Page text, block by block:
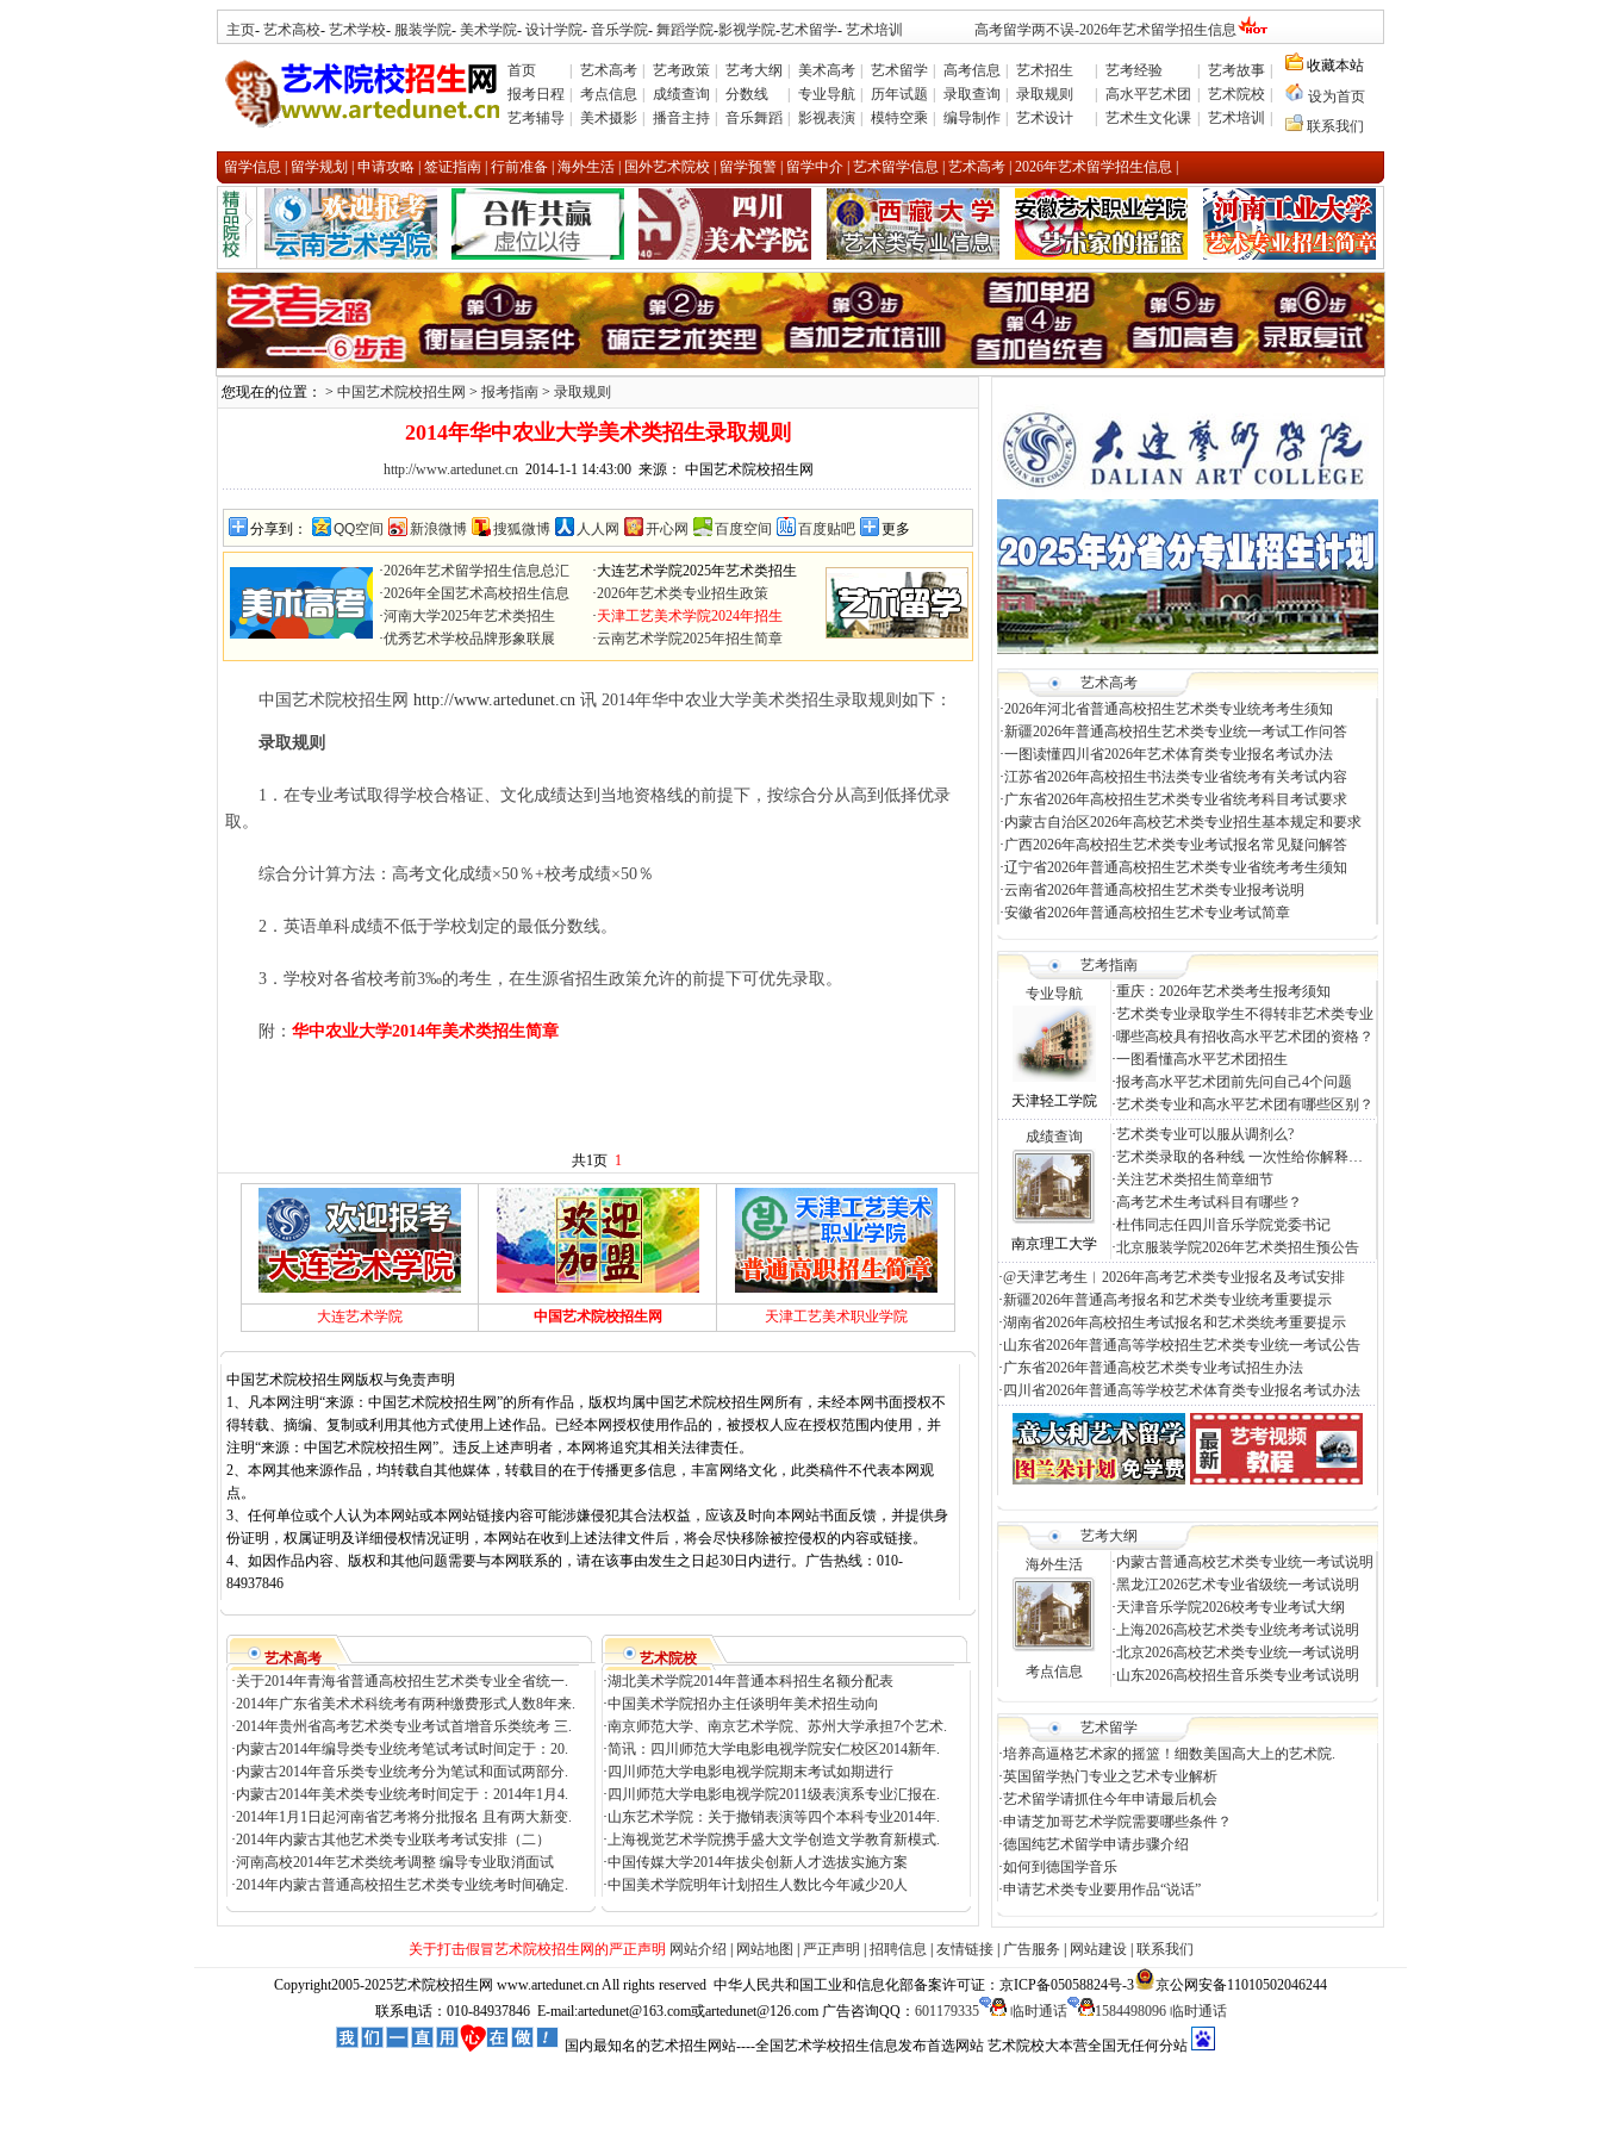
主页- 艺术高校- 艺术学校- 服装学院- 美术学院- 设计学院- 音乐学院- 舞蹈学院-影视学院-艺术留学- 艺术培训 高考留学两不误-2026年艺术留学招生信息
首页 艺术高考 艺考政策 艺考大纲 美术高考 艺术留学 高考信息 艺术招生 艺考经验 艺考故事
报考日程
考点信息 成绩查询 分数线 专业导航 历年试题 录取查询 录取规则 高水平艺术团 艺术院校
艺考辅导
美术摄影 播音主持 音乐舞蹈 影视表演 模特空乘 编导制作 艺术设计 艺术生文化课 艺术培训
收藏本站
设为首页
联系我们
留学信息 留学规划 申请攻略 签证指南 行前准备 海外生活 国外艺术院校 留学预警 留学中介 艺术留学信息 艺术高考 2026年艺术留学招生信息
您现在的位置： > 中国艺术院校招生网 > 报考指南 > 录取规则
2014年华中农业大学美术类招生录取规则
http://www.artedunet.cn2014-1-1 14:43:00 来源： 中国艺术院校招生网
分享到： QQ空间 新浪微博 搜狐微博 人人网 开心网 百度空间 百度贴吧 更多
·2026年艺术留学招生信息总汇
·2026年全国艺术高校招生信息
·河南大学2025年艺术类招生
·优秀艺术学校品牌形象联展
·大连艺术学院2025年艺术类招生
·2026年艺术类专业招生政策
·天津工艺美术学院2024年招生
·云南艺术学院2025年招生简章
中国艺术院校招生网 http://www.artedunet.cn 讯 2014年华中农业大学美术类招生录取规则如下：
录取规则
1．在专业考试取得学校合格证、文化成绩达到当地资格线的前提下，按综合分从高到低择优录
取。
综合分计算方法：高考文化成绩×50％+校考成绩×50％
2．英语单科成绩不低于学校划定的最低分数线。
3．学校对各省校考前3‰的考生，在生源省招生政策允许的前提下可优先录取。
附： 华中农业大学2014年美术类招生简章
共1页 1
大连艺术学院 中国艺术院校招生网 天津工艺美术职业学院
中国艺术院校招生网版权与免责声明
1、凡本网注明“来源：中国艺术院校招生网”的所有作品，版权均属中国艺术院校招生网所有，未经本网书面授权不
得转载、摘编、复制或利用其他方式使用上述作品。已经本网授权使用作品的，被授权人应在授权范围内使用，并
注明“来源：中国艺术院校招生网”。违反上述声明者，本网将追究其相关法律责任。
2、本网其他来源作品，均转载自其他媒体，转载目的在于传播更多信息，丰富网络文化，此类稿件不代表本网观
点。
3、任何单位或个人认为本网站或本网站链接内容可能涉嫌侵犯其合法权益，应该及时向本网站书面反馈，并提供身
份证明，权属证明及详细侵权情况证明，本网站在收到上述法律文件后，将会尽快移除被控侵权的内容或链接。
4、如因作品内容、版权和其他问题需要与本网联系的，请在该事由发生之日起30日内进行。广告热线：010-
84937846
艺术高考
·关于2014年青海省普通高校招生艺术类专业全省统一.
·2014年广东省美术术科统考有两种缴费形式人数8年来.
·2014年贵州省高考艺术类专业考试首增音乐类统考 三.
·内蒙古2014年编导类专业统考笔试考试时间定于：20.
·内蒙古2014年音乐类专业统考分为笔试和面试两部分.
·内蒙古2014年美术类专业统考时间定于：2014年1月4.
·2014年1月1日起河南省艺考将分批报名 且有两大新变.
·2014年内蒙古其他艺术类专业联考考试安排（二）
·河南高校2014年艺术类统考调整 编导专业取消面试
·2014年内蒙古普通高校招生艺术类专业统考时间确定.
艺术院校
·湖北美术学院2014年普通本科招生名额分配表
·中国美术学院招办主任谈明年美术招生动向
·南京师范大学、南京艺术学院、苏州大学承担7个艺术.
·简讯：四川师范大学电影电视学院安仁校区2014新年.
· 四川师范大学电影电视学院期末考试如期进行
· 四川师范大学电影电视学院2011级表演系专业汇报在.
·山东艺术学院：关于撤销表演等四个本科专业2014年.
·上海视觉艺术学院携手盛大文学创造文学教育新模式.
·中国传媒大学2014年拔尖创新人才选拔实施方案
·中国美术学院明年计划招生人数比今年减少20人
艺术高考
·2026年河北省普通高校招生艺术类专业统考考生须知
·新疆2026年普通高校招生艺术类专业统一考试工作问答
·一图读懂四川省2026年艺术体育类专业报名考试办法
·江苏省2026年高校招生书法类专业省统考有关考试内容
·广东省2026年高校招生艺术类专业省统考科目考试要求
·内蒙古自治区2026年高校艺术类专业招生基本规定和要求
·广西2026年高校招生艺术类专业考试报名常见疑问解答
·辽宁省2026年普通高校招生艺术类专业省统考考生须知
·云南省2026年普通高校招生艺术类专业报考说明
·安徽省2026年普通高校招生艺术专业考试简章
艺考指南
专业导航
天津轻工学院
·重庆：2026年艺术类考生报考须知
·艺术类专业录取学生不得转非艺术类专业
·哪些高校具有招收高水平艺术团的资格？
·一图看懂高水平艺术团招生
·报考高水平艺术团前先问自己4个问题
·艺术类专业和高水平艺术团有哪些区别？
成绩查询
南京理工大学
·艺术类专业可以服从调剂么?
·艺术类录取的各种线 一次性给你解释…
·关注艺术类招生简章细节
·高考艺术生考试科目有哪些？
·杜伟同志任四川音乐学院党委书记
·北京服装学院2026年艺术类招生预公告
·@天津艺考生︱2026年高考艺术类专业报名及考试安排
·新疆2026年普通高考报名和艺术类专业统考重要提示
·湖南省2026年高校招生考试报名和艺术类统考重要提示
·山东省2026年普通高等学校招生艺术类专业统一考试公告
·广东省2026年普通高校艺术类专业考试招生办法
· 四川省2026年普通高等学校艺术体育类专业报名考试办法
艺考大纲
海外生活
考点信息
·内蒙古普通高校艺术类专业统一考试说明
·黑龙江2026艺术专业省级统一考试说明
·天津音乐学院2026校考专业考试大纲
·上海2026高校艺术类专业统考考试说明
·北京2026高校艺术类专业统一考试说明
·山东2026高校招生音乐类专业考试说明
艺术留学
·培养高逼格艺术家的摇篮！细数美国高大上的艺术院.
·英国留学热门专业之艺术专业解析
·艺术留学请抓住今年申请最后机会
·申请芝加哥艺术学院需要哪些条件？
·德国纯艺术留学申请步骤介绍
·如何到德国学音乐
·申请艺术类专业要用作品“说话”
关于打击假冒艺术院校招生网的严正声明 网站介绍 网站地图 严正声明 招聘信息 友情链接| 广告服务 网站建设| 联系我们
Copyright2005-2025艺术院校招生网 www.artedunet.cn All rights reserved 中华人民共和国工业和信息化部备案许可证：京ICP备05058824号-3
京公网安备11010502046244
联系电话：010-84937846 E-mail:artedunet@163.com或artedunet@126.com 广告咨询QQ： 601179335 临时通话 1584498096 临时通话
国内最知名的艺术招生网站----全国艺术学校招生信息发布首选网站 艺术院校大本营全国无任何分站